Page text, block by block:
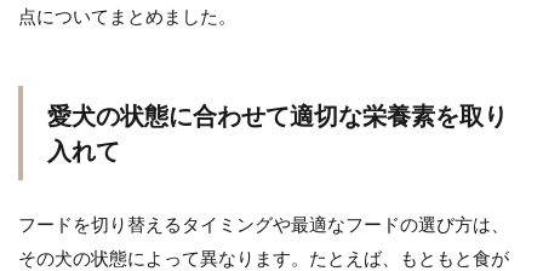
点についてまとめました。
愛犬の状態に合わせて適切な栄養素を取り
入れて
フードを切り替えるタイミングや最適なフードの選び方は、
その犬の状態によって異なります。たとえば、もともと食が